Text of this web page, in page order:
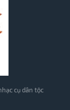
cụ dân tộc